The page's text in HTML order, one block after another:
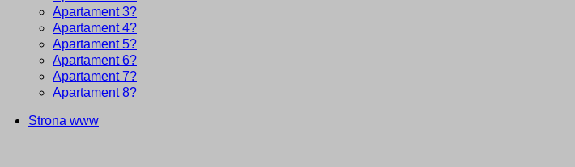
Apartament 3?
Apartament 4?
Apartament 5?
Apartament 6?
Apartament 7?
Apartament 8?
Strona www